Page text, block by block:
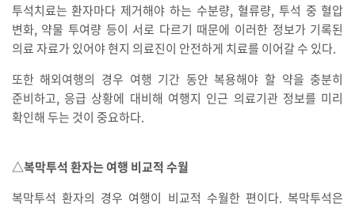
투석치료는 환자마다 제거해야 하는 수분량, 혈류량, 투석 중 혈압
변화, 약물 투여량 등이 서로 다르기 때문에 이러한 정보가 기록된
의료 자료가 있어야 현지 의료진이 안전하게 치료를 이어갈 수 있다.
또한 해외여행의 경우 여행 기간 동안 복용해야 할 약을 충분히
준비하고, 응급 상황에 대비해 여행지 인근 의료기관 정보를 미리
확인해 두는 것이 중요하다.
△복막투석 환자는 여행 비교적 수월
복막투석 환자의 경우 여행이 비교적 수월한 편이다. 복막투석은